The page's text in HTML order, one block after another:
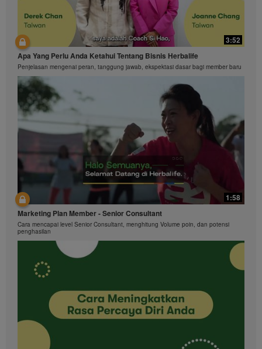
3:52
Apa Yang Perlu Anda Ketahui Tentang Bisnis Herbalife
Penjelasan mengenai peran, tanggung jawab, ekspektasi dasar bagi member baru
1:58
Marketing Plan Member - Senior Consultant
Cara mencapai level Senior Consultant, menghitung Volume poin, dan potensi
penghasilan